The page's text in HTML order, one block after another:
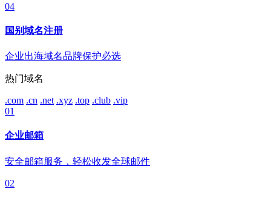
04
国别域名注册
企业出海域名品牌保护必选
热门域名
.com .cn .net .xyz .top .club .vip
01
企业邮箱
安全邮箱服务，轻松收发全球邮件
02